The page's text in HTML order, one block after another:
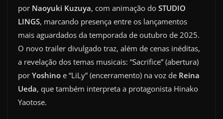
por Naoyuki Kuzuya, com animação do STUDIO
LINGS, marcando presença entre os lançamentos
mais aguardados da temporada de outubro de 2025.
O novo trailer divulgado traz, além de cenas inéditas,
a revelação dos temas musicais: “Sacrifice” (abertura)
por Yoshino e “LiLy” (encerramento) na voz de Reina
Ueda, que também interpreta a protagonista Hinako
Yaotose.